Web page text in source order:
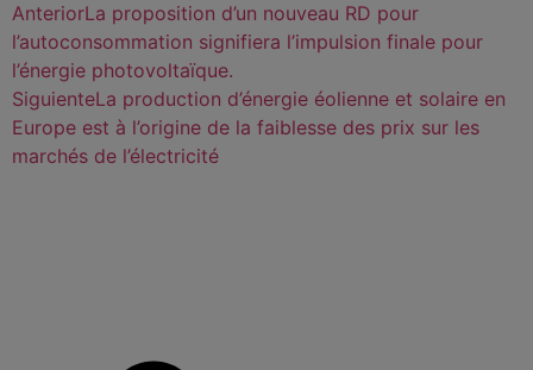
AnteriorLa proposition d’un nouveau RD pour
l’autoconsommation signifiera l’impulsion finale pour
l’énergie photovoltaïque.
SiguienteLa production d’énergie éolienne et solaire en
Europe est à l’origine de la faiblesse des prix sur les
marchés de l’électricité